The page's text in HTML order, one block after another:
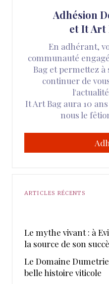
Adhésion
et It Art
En adhérant,
communauté
Bag et permettez à
continuer de
It Art Bag aura 10
nous le
ARTICLES RÉCENTS
Le mythe vivant : à
la source de son
Le Domaine
belle histoire viticole